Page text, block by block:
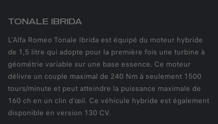
TONALE IBRIDA
L'Alfa Romeo Tonale Ibrida est équipé du moteur hybride
de 1,5 litre qui adopte pour la première fois une turbine à
géométrie variable sur une base essence. Ce moteur
délivre un couple maximal de 240 Nm à seulement 1500
tours/minute et peut atteindre la puissance maximale de
160 ch en un clin d'œil. Ce véhicule hybride est également
disponible en version 130 CV.